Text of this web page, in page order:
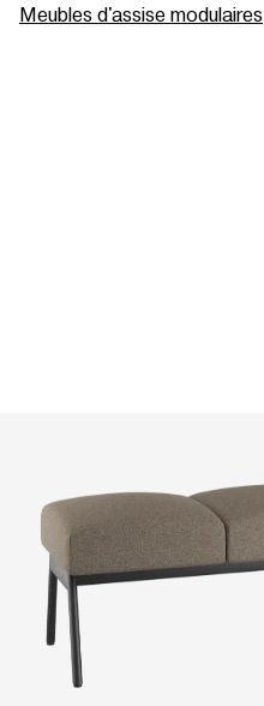
Meubles d'assise modulaires